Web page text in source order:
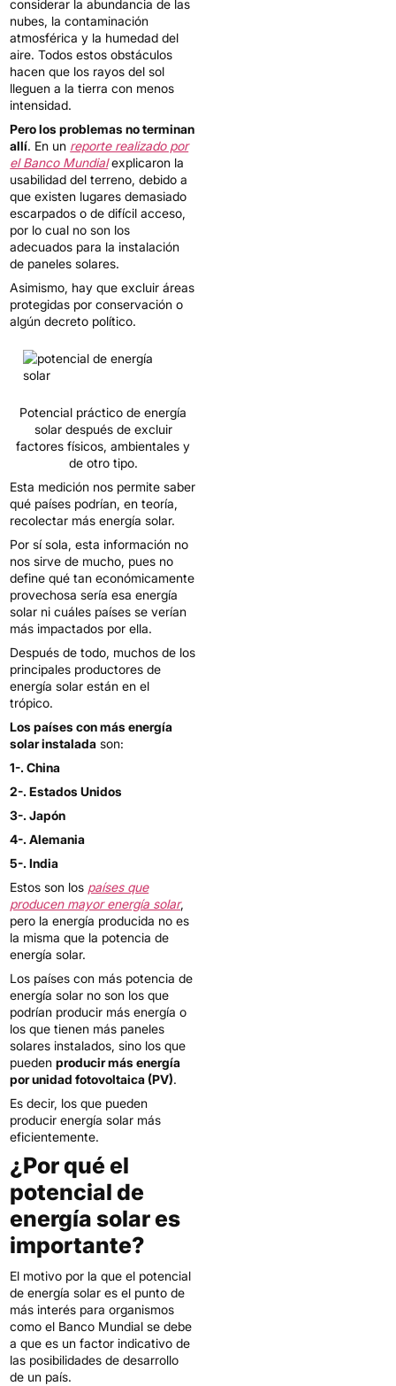
considerar la abundancia de las
nubes, la contaminación
atmosférica y la humedad del
aire. Todos estos obstáculos
hacen que los rayos del sol
lleguen a la tierra con menos
intensidad.
Pero los problemas no terminan
allí. En un reporte realizado por
el Banco Mundialexplicaron la
usabilidad del terreno, debido a
que existen lugares demasiado
escarpados o de difícil acceso,
por lo cual no son los
adecuados para la instalación
de paneles solares.
Asimismo, hay que excluir áreas
protegidas por conservación o
algún decreto político.
Potencial práctico de energía
solar después de excluir
factores físicos, ambientales y
de otro tipo.
Esta medición nos permite saber
qué países podrían, en teoría,
recolectar más energía solar.
Por sí sola, esta información no
nos sirve de mucho, pues no
define qué tan económicamente
provechosa sería esa energía
solar ni cuáles países se verían
más impactados por ella.
Después de todo, muchos de los
principales productores de
energía solar están en el
trópico.
Los países con más energía
solar instalada son:
1-. China
2-. Estados Unidos
3-. Japón
4-. Alemania
5-. India
Estos son los países que
producen mayor energía solar,
pero la energía producida no es
la misma que la potencia de
energía solar.
Los países con más potencia de
energía solar no son los que
podrían producir más energía o
los que tienen más paneles
solares instalados, sino los que
puedenproducir más energía
por unidad fotovoltaica (PV).
Es decir, los que pueden
producir energía solar más
eficientemente.
¿Por qué el
potencial de
energía solar es
importante?
El motivo por la que el potencial
de energía solar es el punto de
más interés para organismos
como el Banco Mundial se debe
a que es un factor indicativo de
las posibilidades de desarrollo
de un país.